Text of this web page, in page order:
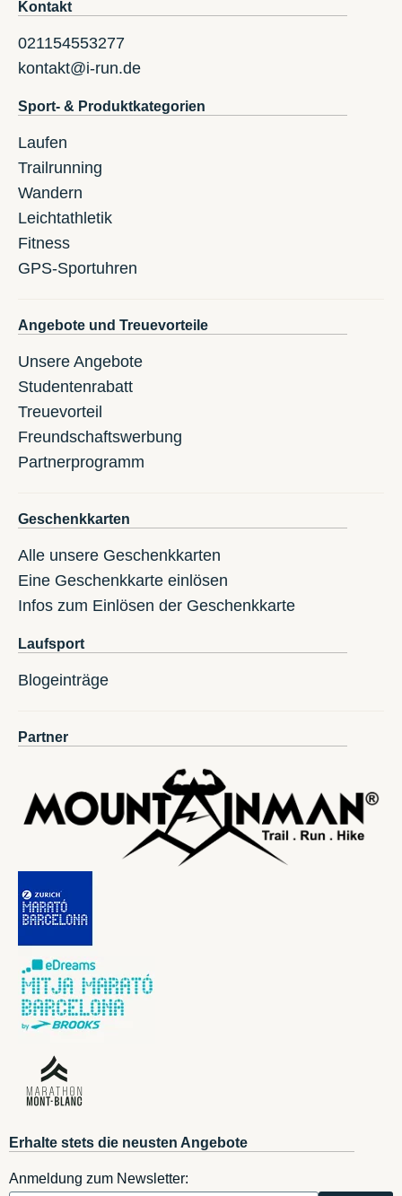
Kontakt
021154553277
kontakt@i-run.de
Sport- & Produktkategorien
Laufen
Trailrunning
Wandern
Leichtathletik
Fitness
GPS-Sportuhren
Angebote und Treuevorteile
Unsere Angebote
Studentenrabatt
Treuevorteil
Freundschaftswerbung
Partnerprogramm
Geschenkkarten
Alle unsere Geschenkkarten
Eine Geschenkkarte einlösen
Infos zum Einlösen der Geschenkkarte
Laufsport
Blogeinträge
Partner
Erhalte stets die neusten Angebote
Anmeldung zum Newsletter: